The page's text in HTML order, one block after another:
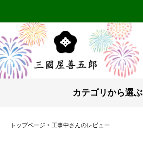
カテゴリから選ぶ
トップページ 工事中さんのレビュー